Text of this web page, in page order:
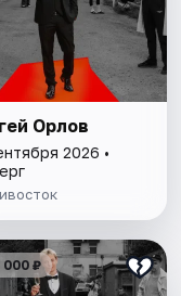
Орлов
2026 •
000 ₽